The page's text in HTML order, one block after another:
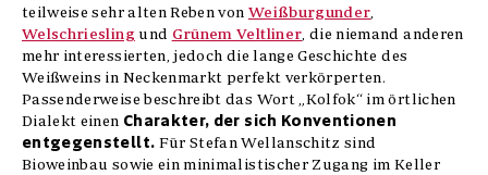
teilweise sehr alten Reben von Weißburgunder
Welschriesling und Grünem Veltliner , die niemand anderen
mehr interessierten, jedoch die lange Geschichte des
Weißweins in Neckenmarkt perfekt verkörperten.
Passenderweise beschreibt das Wort
„Kolfok“ im örtlichen
Dialekt einen Charakter, der sich Konventionen
entgegenstellt. Für Stefan Wellanschitz sind
Bioweinbau sowie ein minimalistischer Zugang im Keller